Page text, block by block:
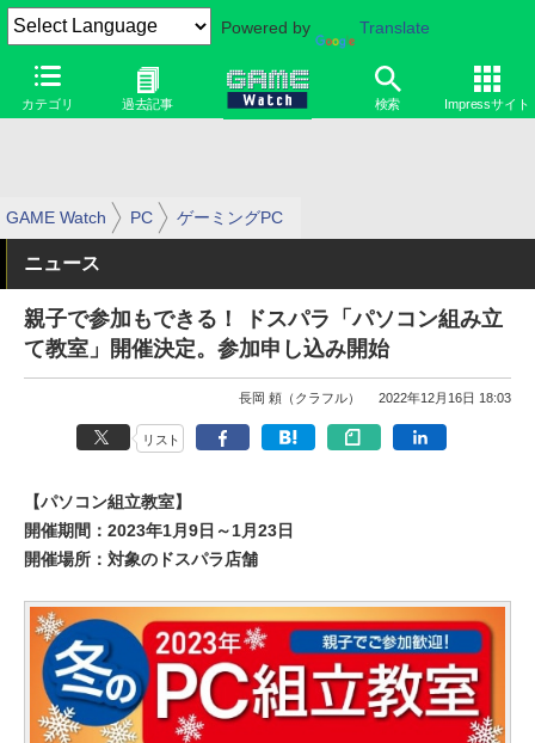
Powered by Translate
カテゴリ 過去記事 検索 Impressサイト
GAME Watch PC ゲーミングPC
ニュース
親子で参加もできる！ ドスパラ「パソコン組み立
て教室」開催決定。参加申し込み開始
長岡 頼（クラフル） 2022年12月16日 18:03
リスト
【パソコン組立教室】
開催期間：2023年1月9日～1月23日
開催場所：対象のドスパラ店舗